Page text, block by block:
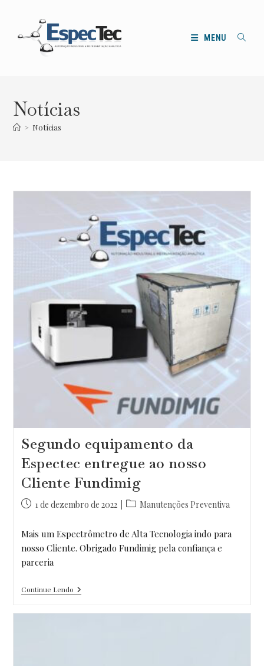
MENU
Notícias
> Notícias
Segundo equipamento da
Espectec entregue ao nosso
Cliente Fundimig
Post1 de dezembro de 2022
Categoria
post:
Manutenções Preventiva
Mais um Espectrômetro de Alta Tecnologia indo para
nosso Cliente. Obrigado Fundimig pela confiança e
parceria
Continue LendoSegundo
Equipamento